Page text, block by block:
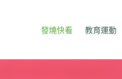
發燒快看 教育運動